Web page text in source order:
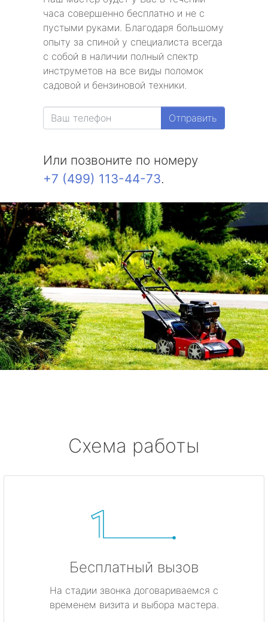
часа совершенно бесплатно и не с
пустыми руками. Благодаря большому
опыту за спиной у специалиста всегда
с собой в наличии полный спектр
инструметов на все виды поломок
садовой и бензиновой техники.
Отправить
Или позвоните по номеру
+7 (499) 113-44-73.
Схема работы
Бесплатный вызов
На стадии звонка договариваемся с
временем визита и выбора мастера.